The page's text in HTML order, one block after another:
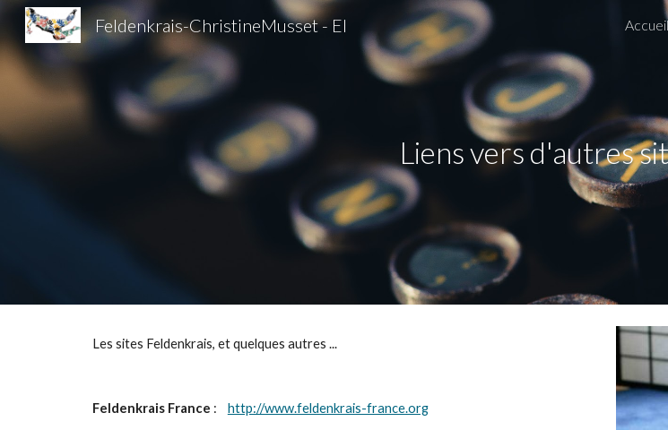
Skip to main content
Feldenkrais-ChristineMusset - EI Accueil
Liens vers d'autres
Les sites Feldenkrais, et quelques autres ...
Feldenkrais France : http://www.feldenkrais-france.org